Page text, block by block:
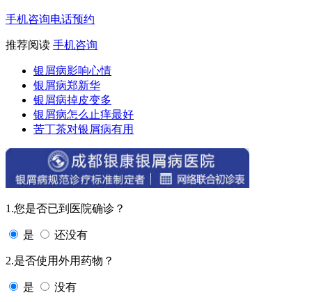
手机咨询电话预约
推荐阅读 手机咨询
银屑病影响心情
银屑病郑新华
银屑病掉皮变多
银屑病怎么止痒最好
苦丁茶对银屑病有用
1.您是否已到医院确诊？
是 还没有
2.是否使用外用药物？
是 没有